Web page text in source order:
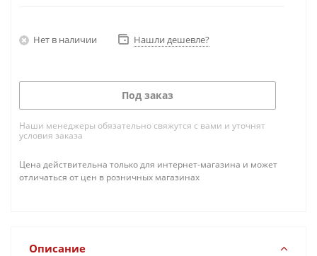
Нет в наличии Нашли дешевле?
Под заказ
Наши менеджеры обязательно свяжутся с вами и уточнят
условия заказа
Цена действительна только для интернет-магазина и может
отличаться от цен в розничных магазинах
Описание